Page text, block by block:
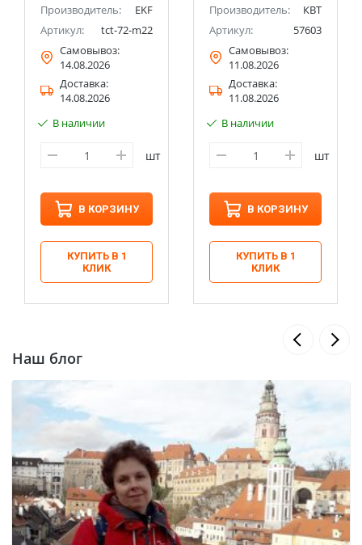
Производитель:
EKF
Артикул:
tct-72-m22
Самовывоз:
14.08.2026
Доставка:
14.08.2026
В наличии
шт
В КОРЗИНУ
КУПИТЬ В 1
КЛИК
Производитель:
КВТ
Артикул:
57603
Самовывоз:
11.08.2026
Доставка:
11.08.2026
В наличии
шт
В КОРЗИНУ
КУПИТЬ В 1
КЛИК
Наш блог